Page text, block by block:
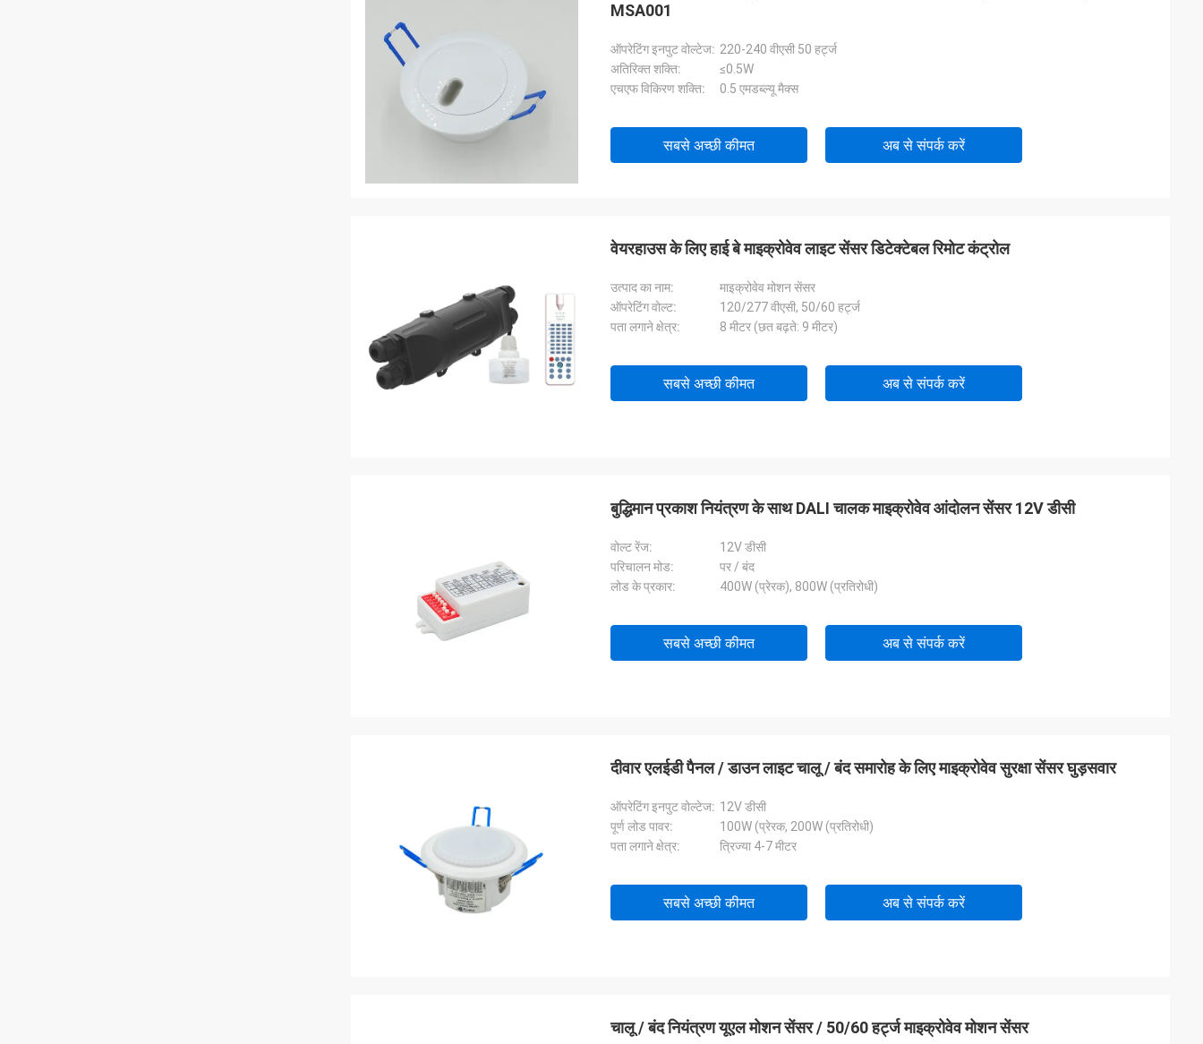
MSA001
ऑपरेटिंग इनपुट वोल्टेज: 220-240 वीएसी 50 हर्ट्ज
अतिरिक्त शक्ति:
≤0.5W
एचएफ विकिरण शक्ति:
0.5 एमडब्ल्यू मैक्स
सबसे अच्छी कीमत अब से संपर्क करें
वेयरहाउस के लिए हाई बे माइक्रोवेव लाइट सेंसर डिटेक्टेबल रिमोट कंट्रोल
उत्पाद का नाम:
माइक्रोवेव मोशन सेंसर
ऑपरेटिंग वोल्ट:
120/277 वीएसी, 50/60 हर्ट्ज
पता लगाने क्षेत्र:
8 मीटर (छत बढ़ते: 9 मीटर)
सबसे अच्छी कीमत अब से संपर्क करें
बुद्धिमान प्रकाश नियंत्रण के साथ DALI चालक माइक्रोवेव आंदोलन सेंसर 12V डीसी
वोल्ट रेंज:
12V डीसी
परिचालन मोड:
पर / बंद
लोड के प्रकार:
400W (प्रेरक), 800W (प्रतिरोधी)
सबसे अच्छी कीमत अब से संपर्क करें
दीवार एलईडी पैनल / डाउन लाइट चालू / बंद समारोह के लिए माइक्रोवेव सुरक्षा सेंसर घुड़सवार
ऑपरेटिंग इनपुट वोल्टेज: 12V डीसी
पूर्ण लोड पावर:
100W (प्रेरक, 200W (प्रतिरोधी)
पता लगाने क्षेत्र:
त्रिज्या 4-7 मीटर
सबसे अच्छी कीमत अब से संपर्क करें
चालू / बंद नियंत्रण यूएल मोशन सेंसर / 50/60 हर्ट्ज माइक्रोवेव मोशन सेंसर